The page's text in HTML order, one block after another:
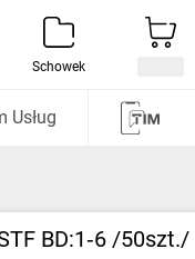
Schowek
Usług
BD:1‑6 /50szt./